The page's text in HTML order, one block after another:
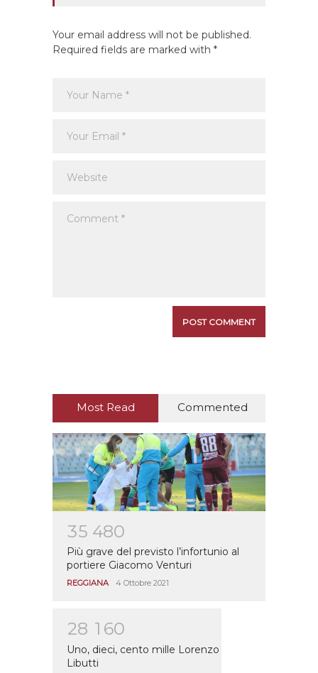
Your email address will not be published.
Required fields are marked with *
Most Read Commented
35 480
Più grave del previsto l’infortunio al
portiere Giacomo Venturi
REGGIANA 4 Ottobre 2021
28 1 60
Uno, dieci, cento mille Lorenzo
Libutti